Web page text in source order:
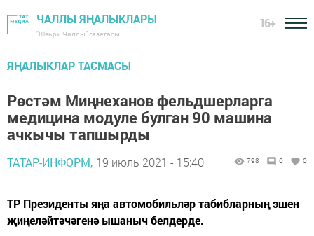
ЧАЛЛЫ ЯҢАЛЫКЛАРЫ
"Шәһри Чаллы" газетасы
16+
ЯҢАЛЫКЛАР ТАСМАСЫ
Рөстәм Миңнеханов фельдшерларга
медицина модуле булган 90 машина
ачкычы тапшырды
ТАТАР-ИНФОРМ, 19 июль 2021 - 15:40 798 0 0
ТР Президенты яңа автомобильләр табибларның эшен
җиңеләйтәчәгенә ышаныч белдерде.